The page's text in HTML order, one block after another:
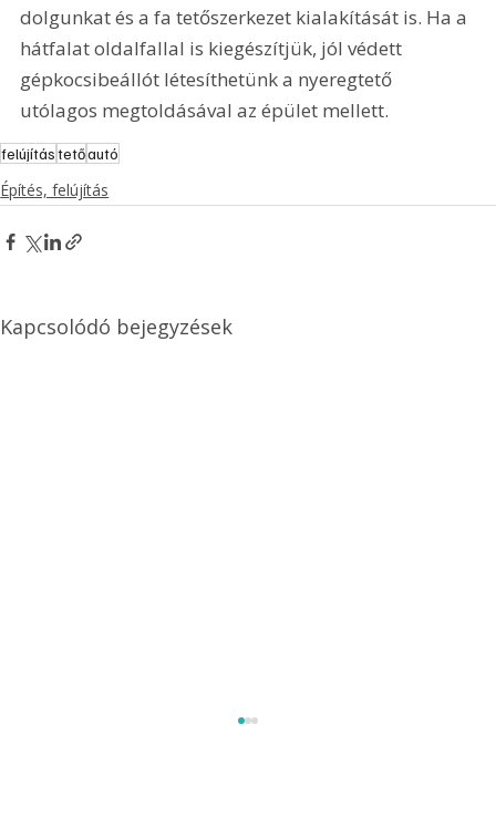
dolgunkat és a fa tetőszerkezet kialakítását is. Ha a
hátfalat oldalfallal is kiegészítjük, jól védett
gépkocsibeállót létesíthetünk a nyeregtető
utólagos megtoldásával az épület mellett.
felújítástetőautó
Építés, felújítás
Kapcsolódó bejegyzések